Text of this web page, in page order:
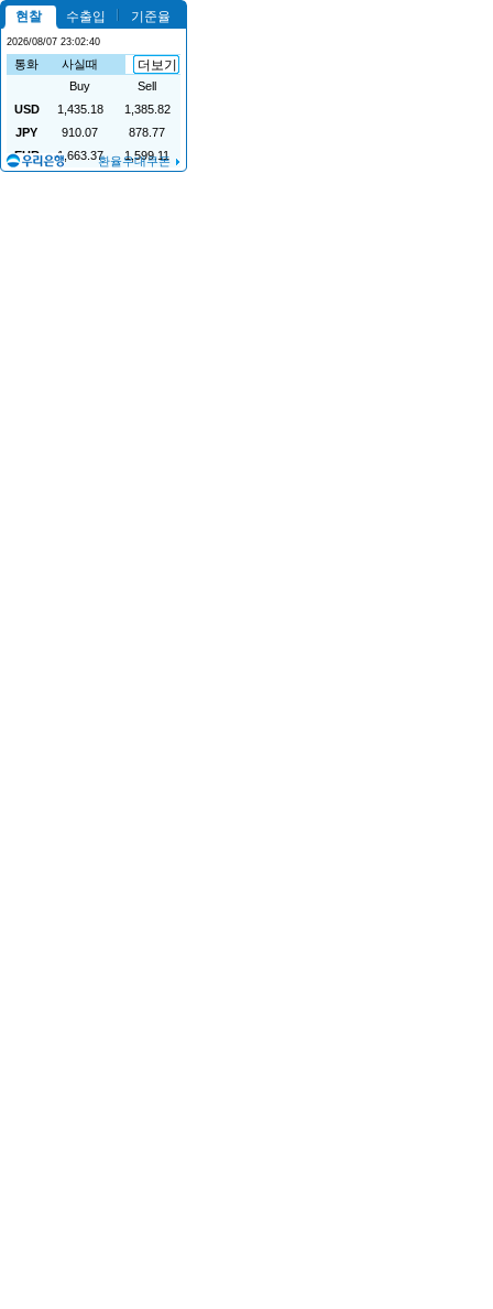
현찰
2026/08/07 23:02:40
통화 사실때
파실때
Buy
Sell
USD
1,435.18
1,385.82
JPY
910.07
878.77
EUR
1,663.37 1,599.11
더보기
수출입 기준율
환율우대쿠폰